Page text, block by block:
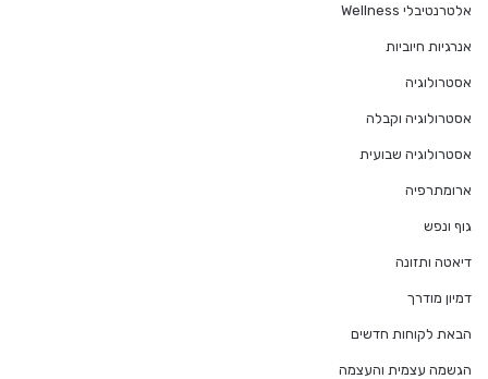
אלטרנטיבלי Wellness
אנרגיות חיוביות
אסטרולוגיה
אסטרולוגיה וקבלה
אסטרולוגיה שבועית
ארומתרפיה
גוף ונפש
דיאטה ותזונה
דמיון מודרך
הבאת לקוחות חדשים
הגשמה עצמית והעצמה